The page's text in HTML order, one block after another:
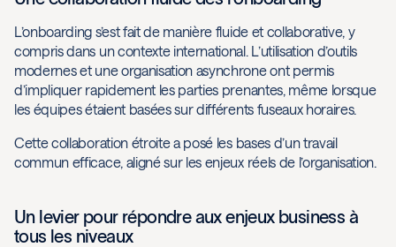
L’onboarding s’est fait de manière fluide et collaborative, y
compris dans un contexte international. L’utilisation d’outils
modernes et une organisation asynchrone ont permis
d’impliquer rapidement les parties prenantes, même lorsque
les équipes étaient basées sur différents fuseaux horaires.
Cette collaboration étroite a posé les bases d’un travail
commun efficace, aligné sur les enjeux réels de l’organisation.
Un levier pour répondre aux enjeux business à
tous les niveaux